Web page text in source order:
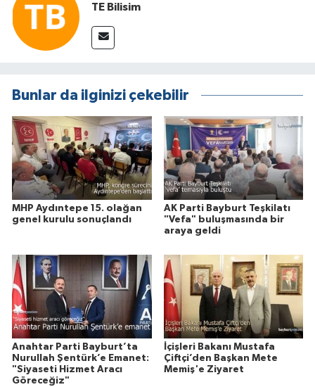
TE Bilisim
Bunlar da ilginizi çekebilir
MHP Aydıntepe 15. olağan
genel kurulu sonuçlandı
AK Parti Bayburt Teşkilatı
"Vefa" buluşmasında bir
araya geldi
Anahtar Parti Bayburt’ta
Nurullah Şentürk’e Emanet:
"Siyaseti Hizmet Aracı
Göreceğiz"
İçişleri Bakanı Mustafa
Çiftçi’den Başkan Mete
Memiş'e Ziyaret